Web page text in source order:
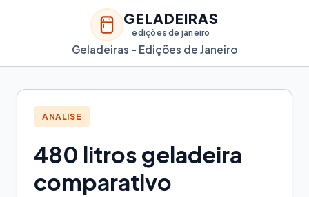
GELADEIRAS
edições de janeiro
Geladeiras - Edições de Janeiro
ANALISE
480 litros geladeira
comparativo